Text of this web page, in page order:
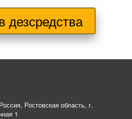
дезсредства
Россия, Ростовская область, г.
1